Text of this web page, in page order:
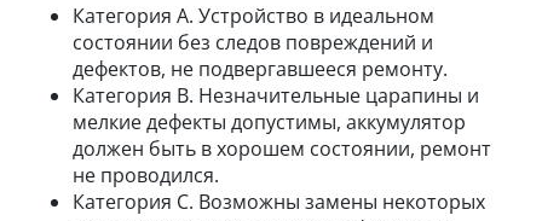
Категория А. Устройство в идеальном
состоянии без следов повреждений и
дефектов, не подвергавшееся ремонту.
Категория B. Незначительные царапины и
мелкие дефекты допустимы, аккумулятор
должен быть в хорошем состоянии, ремонт
не проводился.
Категория C. Возможны замены некоторых